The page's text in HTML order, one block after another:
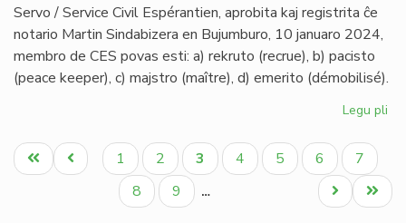
Servo / Service Civil Espérantien, aprobita kaj registrita ĉe
notario Martin Sindabizera en Bujumburo, 10 januaro 2024,
membro de CES povas esti: a) rekruto (recrue), b) pacisto
(peace keeper), c) majstro (maître), d) emerito (démobilisé).
Legu pli
Pagination
Unua
paĝo
Antaŭa
paĝo
Paĝo
1 Paĝo
2
Aktuala
paĝo
3 Paĝo
4 Paĝo
5 Paĝo
6 Paĝo
7
Paĝo
8 Paĝo
9 …
Last
page
Next
page